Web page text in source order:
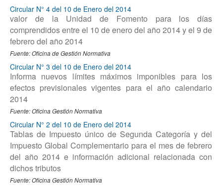
Circular N° 4 del 10 de Enero del 2014
valor de la Unidad de Fomento para los días
comprendidos entre el 10 de enero del año 2014 y el 9 de
febrero del año 2014
Fuente: Oficina de Gestión Normativa
Circular N° 3 del 10 de Enero del 2014
Informa nuevos límites máximos imponibles para los
efectos previsionales vigentes para el año calendario
2014
Fuente: Oficina Gestión Normativa
Circular N° 2 del 10 de Enero del 2014
Tablas de Impuesto único de Segunda Categoría y del
Impuesto Global Complementario para el mes de febrero
del año 2014 e información adicional relacionada con
dichos tributos
Fuente: Oficina Gestión Normativa